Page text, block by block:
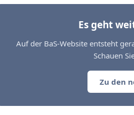
Es geht
Auf der BaS-Website entsteht
Schauen
Zu den